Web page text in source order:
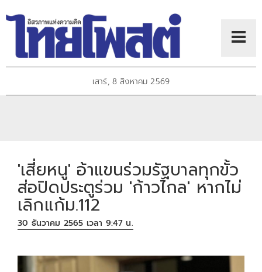
เสาร์, 8 สิงหาคม 2569
'เสี่ยหนู' อ้าแขนร่วมรัฐบาลทุกขั้ว
ส่อปิดประตูร่วม 'ก้าวไกล' หากไม่
เลิกแก้ม.112
30 ธันวาคม 2565 เวลา 9:47 น.